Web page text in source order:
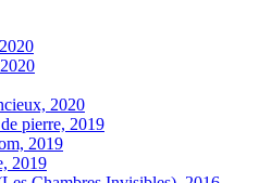
2020
pierre, 2019
2019
2019